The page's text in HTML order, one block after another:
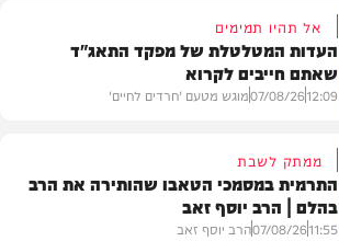
אל תהיו תמימים
העדות המטלטלת של מפקד התאג"ד
שאתם חייבים לקרוא
12:09
07/08/26מוגש מטעם 'חרדים לחיים'
ממתק לשבת
התרמית במסמכי הטאבו שהותירה את הרב
בהלם | הרב יוסף זאב
11:55
07/08/26הרב יוסף זאב